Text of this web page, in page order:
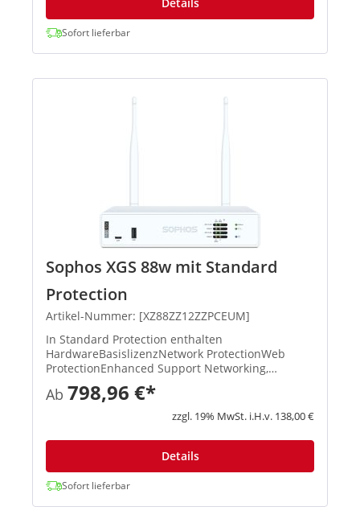
Sofort lieferbar
Sophos XGS 88w mit Standard
Protection
Artikel-Nummer: [XZ88ZZ12ZZPCEUM]
In Standard Protection enthalten
HardwareBasislizenzNetwork ProtectionWeb
ProtectionEnhanced Support Networking,
Wireless, Xstream-Architektur, unbegrenztes
Remote Access VPN, Site-to-Site VPN, Reporting
XStream TLS und DPI Engine, IPS, ATP, S...
Ab 798,96 €*
zzgl. 19% MwSt. i.H.v. 138,00 €
Details
Sofort lieferbar